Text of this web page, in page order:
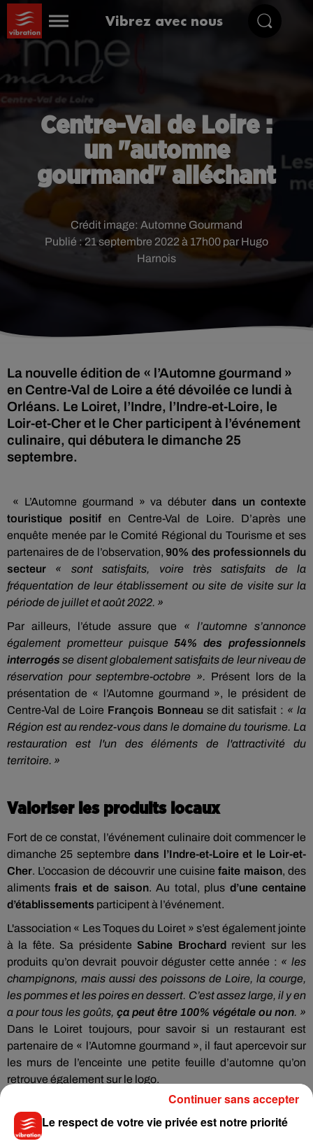
Vibrez avec nous
Centre-Val de Loire :
un "automne
gourmand" alléchant
Publié : 21 septembre 2022 à 17h00 par Hugo
Harnois
Crédit image: Automne Gourmand
La nouvelle édition de « l’Automne gourmand »
en Centre-Val de Loire a été dévoilée ce lundi à
Orléans. Le Loiret, l’Indre, l’Indre-et-Loire, le
Loir-et-Cher et le Cher participent à l’événement
culinaire, qui débutera le dimanche 25
septembre.
« L’Automne gourmand » va débuterdans un contexte
touristique positifen Centre-Val de Loire. D’après une
enquête menée par le Comité Régional du Tourisme et ses
partenaires de de l’observation,90% des professionnels du
secteur
« sont satisfaits, voire très satisfaits de la
fréquentation de leur établissement ou site de visite sur la
période de juillet et août 2022. »
Par ailleurs, l’étude assure que « l’automne s’annonce
également prometteur puisque54% des professionnels
interrogés se disent globalement satisfaits de leur niveau de
réservation pour septembre-octobre ». Présent lors de la
présentation de « l’Automne gourmand », le président de
Centre-Val de Loire François Bonneause dit satisfait : « la
Région est au rendez-vous dans le domaine du tourisme. La
restauration est l'un des éléments de l'attractivité du
territoire. »
Valoriser les produits locaux
Fort de ce constat, l’événement culinaire doit commencer le
dimanche 25 septembredans l’Indre-et-Loire et le Loir-et-
Cher. L’occasion de découvrir une cuisinefaite maison, des
alimentsfrais et de saison. Au total, plus d’une centaine
d’établissements participent à l’événement.
L'association « Les Toques du Loiret » s’est également jointe
à la fête. Sa présidenteSabine Brochardrevient sur les
produits qu’on devrait pouvoir déguster cette année : « les
champignons, mais aussi des poissons de Loire, la courge,
les pommes et les poires en dessert. C’est assez large, il y en
a pour tous les goûts, ça peut être 100% végétale ou non. »
Dans le Loiret toujours, pour savoir si un restaurant est
partenaire de « l’Automne gourmand », il faut apercevoir sur
les murs de l’enceinte une petite feuille d’automne qu’on
retrouve également sur le logo.
Les enfants concernés
Le respect de votre vie privée est notre priorité
Continuer sans accepter